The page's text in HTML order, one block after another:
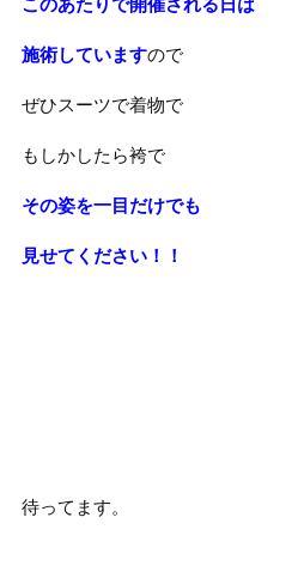
このあたりで開催される日は
施術していますので
ぜひスーツで着物で
もしかしたら袴で
その姿を一目だけでも
見せてください！！
待ってます。